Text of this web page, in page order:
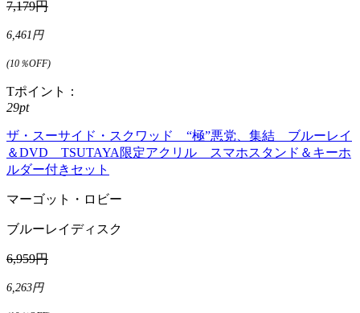
7,179円
6,461円
(10％OFF)
Tポイント：
29pt
ザ・スーサイド・スクワッド “極”悪党、集結 ブルーレイ
＆DVD TSUTAYA限定アクリル スマホスタンド＆キーホ
ルダー付きセット
マーゴット・ロビー
ブルーレイディスク
6,959円
6,263円